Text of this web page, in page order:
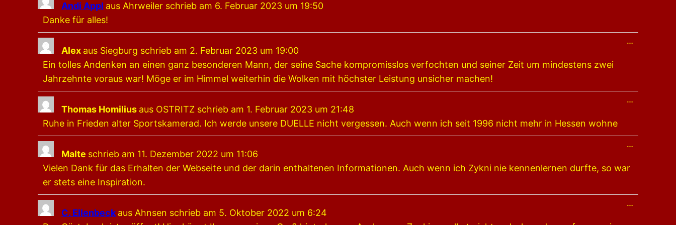
Andi Appl aus Ahrweiler schrieb am 6. Februar 2023 um 19:50
Danke für alles!
Alex aus Siegburg schrieb am 2. Februar 2023 um 19:00
Ein tolles Andenken an einen ganz besonderen Mann, der seine Sache kompromisslos verfochten und seiner Zeit um mindestens zwei
Jahrzehnte voraus war! Möge er im Himmel weiterhin die Wolken mit höchster Leistung unsicher machen!
…Diese
Thomas Homilius aus OSTRITZ schrieb am 1. Februar 2023 um 21:48
Ruhe in Frieden alter Sportskamerad. Ich werde unsere DUELLE nicht vergessen. Auch wenn ich seit 1996 nicht mehr in Hessen wohne
…Diese
Malte schrieb am 11. Dezember 2022 um 11:06
Vielen Dank für das Erhalten der Webseite und der darin enthaltenen Informationen. Auch wenn ich Zykni nie kennenlernen durfte, so war
er stets eine Inspiration.
…Diese
C. Ellenbeck aus Ahnsen schrieb am 5. Oktober 2022 um 6:24
…Diese